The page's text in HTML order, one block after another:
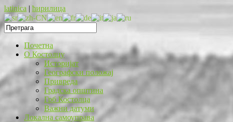
latinica | ћирилица
Почетна
O Костолцу
Историјат
Географски положај
Привреда
Градска општина
Грб Костолца
Важни датуми
Локална самоуправа